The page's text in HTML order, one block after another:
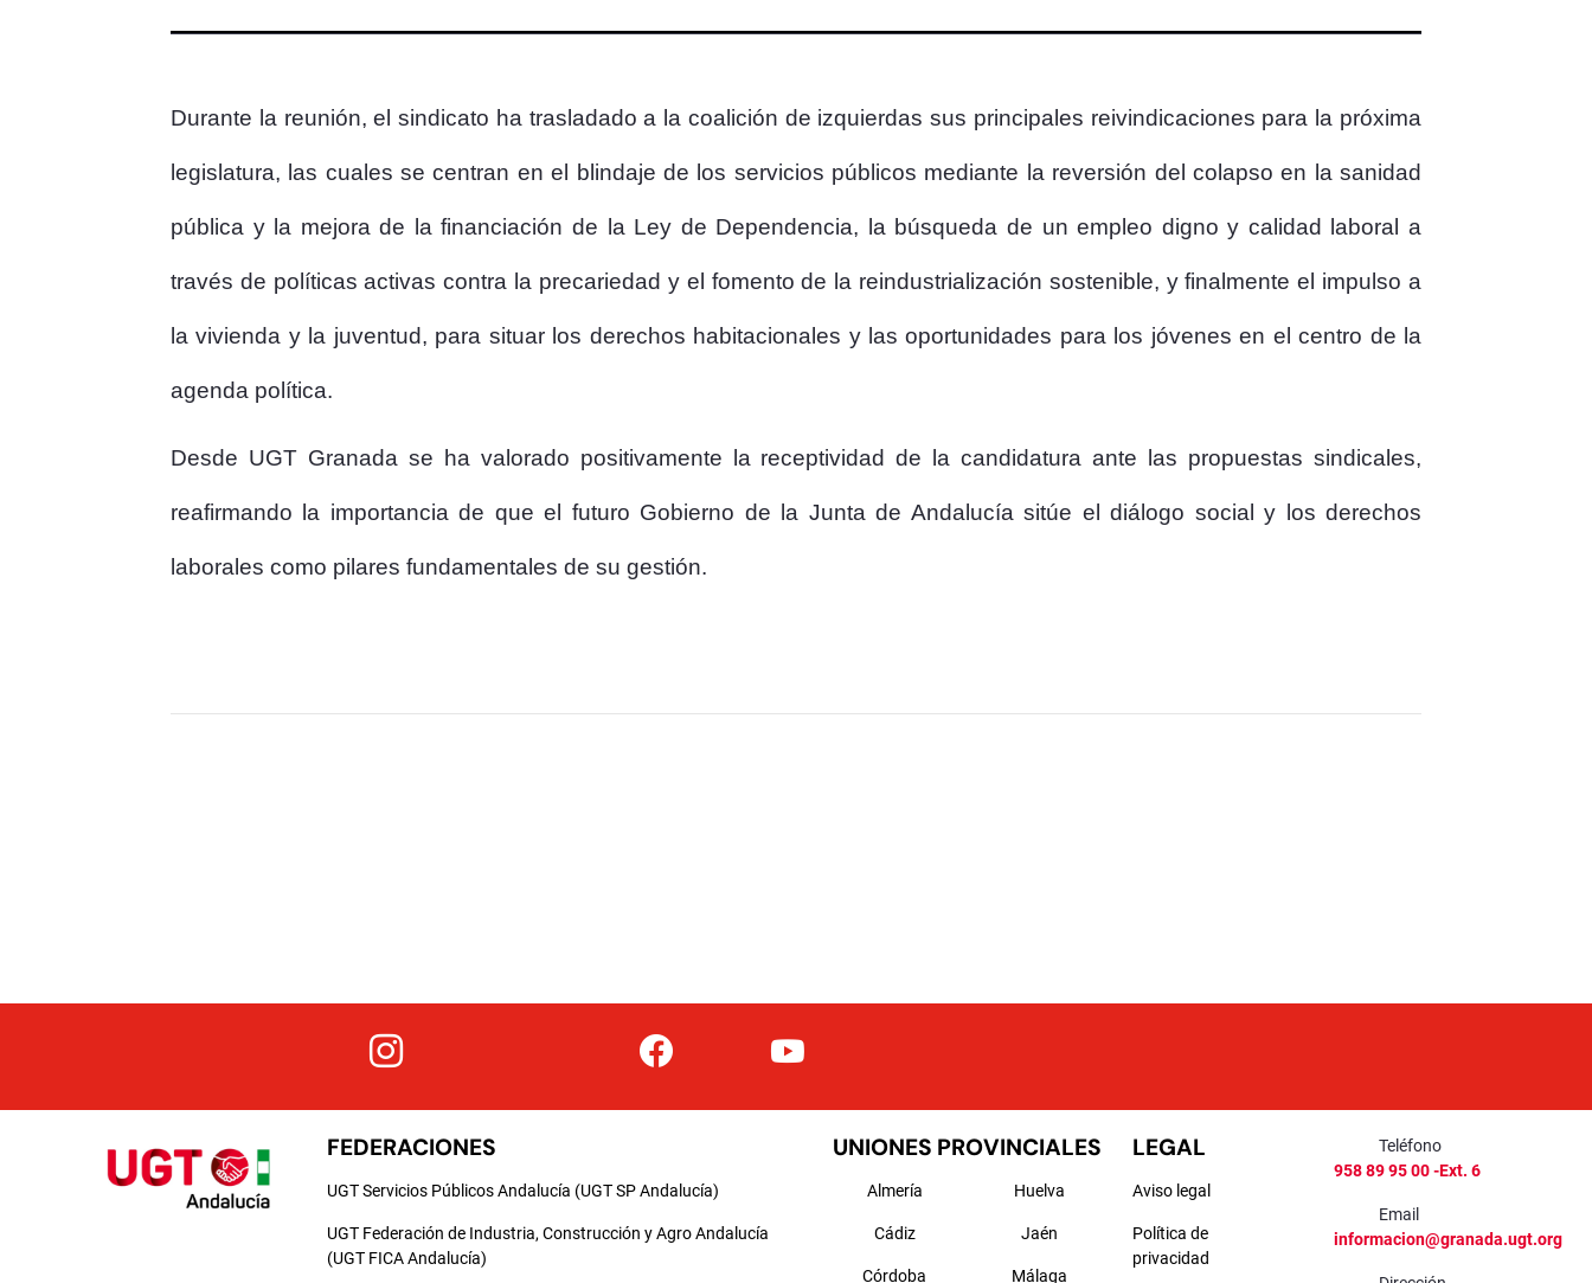
Durante la reunión, el sindicato ha trasladado a la coalición de izquierdas sus principales reivindicaciones para la próxima
legislatura, las cuales se centran en el blindaje de los servicios públicos mediante la reversión del colapso en la sanidad
pública y la mejora de la financiación de la Ley de Dependencia, la búsqueda de un empleo digno y calidad laboral a
través de políticas activas contra la precariedad y el fomento de la reindustrialización sostenible, y finalmente el impulso a
la vivienda y la juventud, para situar los derechos habitacionales y las oportunidades para los jóvenes en el centro de la
agenda política.
Desde UGT Granada se ha valorado positivamente la receptividad de la candidatura ante las propuestas sindicales,
reafirmando la importancia de que el futuro Gobierno de la Junta de Andalucía sitúe el diálogo social y los derechos
laborales como pilares fundamentales de su gestión.
FEDERACIONES
UGT Servicios Públicos Andalucía (UGT SP Andalucía)
UGT Federación de Industria, Construcción y Agro Andalucía
(UGT FICA Andalucía)
UNIONES PROVINCIALES
Almería
Cádiz
Córdoba
Huelva
Jaén
Málaga
LEGAL
Aviso legal
Política de
privacidad
Teléfono
958 89 95 00 -Ext. 6
Email
informacion@granada.ugt.org